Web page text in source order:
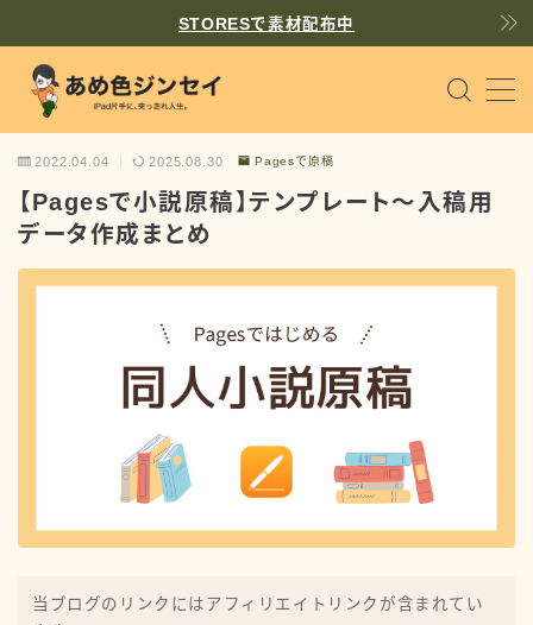
STORESで素材配布中
MENU
個人サイト作り WordPress
iPadで同人原稿 Pages
趣味を楽しむヒント
飴（あめ）
iPadが好き。興味のあることはとりあえず試してみる
2022.04.04 2025.08.30 Pagesで原稿
【Pagesで小説原稿】テンプレート〜入稿用
データ作成まとめ
当ブログのリンクにはアフィリエイトリンクが含まれてい